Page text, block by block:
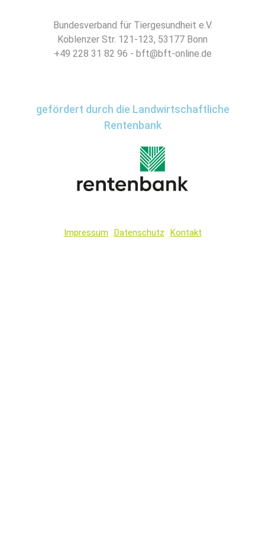
Bundesverband für Tiergesundheit e.V.
Koblenzer Str. 121-123, 53177 Bonn
+49 228 31 82 96 - bft@bft-online.de
gefördert durch die Landwirtschaftliche
Rentenbank
Impressum Datenschutz Kontakt